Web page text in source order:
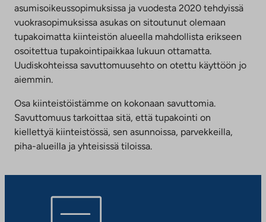
asumisoikeussopimuksissa ja vuodesta 2020 tehdyissä
vuokrasopimuksissa asukas on sitoutunut olemaan
tupakoimatta kiinteistön alueella mahdollista erikseen
osoitettua tupakointipaikkaa lukuun ottamatta.
Uudiskohteissa savuttomuusehto on otettu käyttöön jo
aiemmin.
Osa kiinteistöistämme on kokonaan savuttomia.
Savuttomuus tarkoittaa sitä, että tupakointi on
kiellettyä kiinteistössä, sen asunnoissa, parvekkeilla,
piha-alueilla ja yhteisissä tiloissa.